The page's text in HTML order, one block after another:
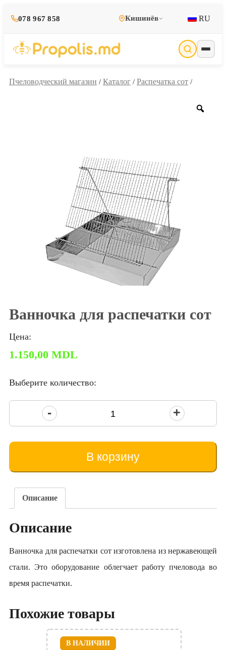
078 967 858 Кишинёв RU
Пчеловодческий магазин / Каталог / Распечатка сот /
Ванночка для распечатки сот
Цена:
1.150,00 MDL
Выберите количество:
Количество
товара
Tavă
fagurilor
В корзину
Описание
Описание
Ванночка для распечатки сот изготовлена из нержавеющей
стали. Это оборудование облегчает работу пчеловода во
время распечатки.
Похожие товары
В НАЛИЧИИ